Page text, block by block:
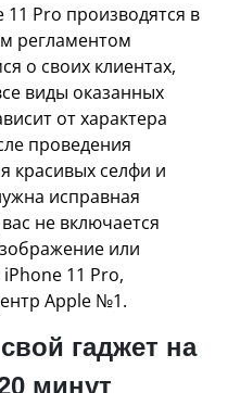
Pro производятся в
регламентом
о своих клиентах,
виды оказанных
от характера
проведения
красивых селфи и
исправная
не включается
или
11 Pro,
Apple №1.
гаджет на
минут